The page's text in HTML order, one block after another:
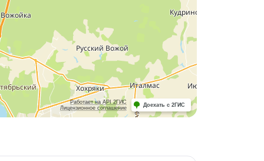
Работает на API 2ГИС
Лицензионное соглашение
Доехать с 2ГИС